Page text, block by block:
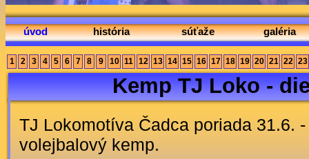
úvod história súťaže galéria
1 2 3 4 5 6 7 8 9 10 11 12 13 14 15 16 17 18 19 20 21 22 23
Kemp TJ Loko -
TJ Lokomotíva Čadca poriada 31.6.
volejbalový kemp.